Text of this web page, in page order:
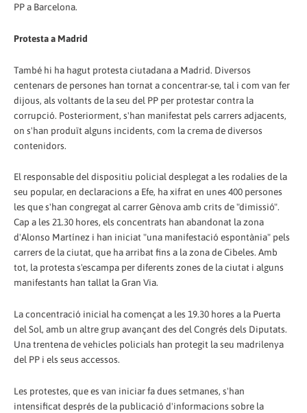
PP a Barcelona.
Protesta a Madrid
També hi ha hagut protesta ciutadana a Madrid. Diversos
centenars de persones han tornat a concentrar-se, tal i com van fer
dijous, als voltants de la seu del PP per protestar contra la
corrupció. Posteriorment, s'han manifestat pels carrers adjacents,
on s'han produït alguns incidents, com la crema de diversos
contenidors.
El responsable del dispositiu policial desplegat a les rodalies de la
seu popular, en declaracions a Efe, ha xifrat en unes 400 persones
les que s'han congregat al carrer Gènova amb crits de "dimissió".
Cap a les 21.30 hores, els concentrats han abandonat la zona
d'Alonso Martínez i han iniciat "una manifestació espontània" pels
carrers de la ciutat, que ha arribat fins a la zona de Cibeles. Amb
tot, la protesta s'escampa per diferents zones de la ciutat i alguns
manifestants han tallat la Gran Via.
La concentració inicial ha començat a les 19.30 hores a la Puerta
del Sol, amb un altre grup avançant des del Congrés dels Diputats.
Una trentena de vehicles policials han protegit la seu madrilenya
del PP i els seus accessos.
Les protestes, que es van iniciar fa dues setmanes, s'han
intensificat després de la publicació d'informacions sobre la